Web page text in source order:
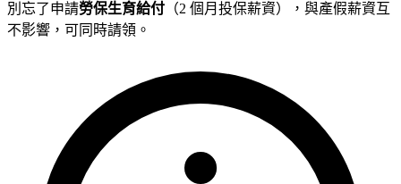
別忘了申請勞保生育給付 （2 個月投保薪資），與產假薪資互
不影響，可同時請領。